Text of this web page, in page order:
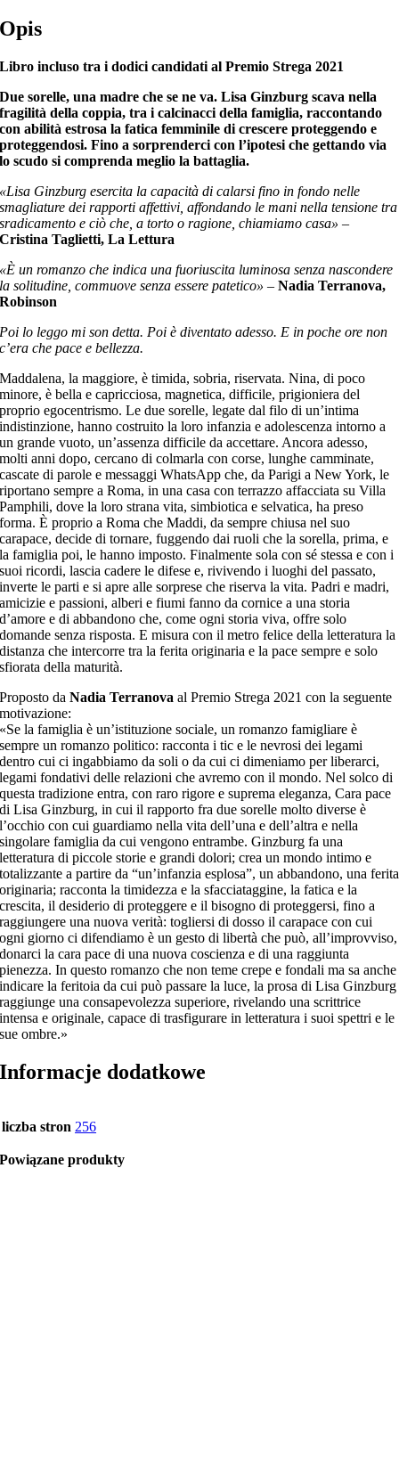
Opis
Libro incluso tra i dodici candidati al Premio Strega 2021
Due sorelle, una madre che se ne va. Lisa Ginzburg scava nella
fragilità della coppia, tra i calcinacci della famiglia, raccontando
con abilità estrosa la fatica femminile di crescere proteggendo e
proteggendosi. Fino a sorprenderci con l’ipotesi che gettando via
lo scudo si comprenda meglio la battaglia.
«Lisa Ginzburg esercita la capacità di calarsi fino in fondo nelle
smagliature dei rapporti affettivi, affondando le mani nella tensione tra
sradicamento e ciò che, a torto o ragione, chiamiamo casa» –
Cristina Taglietti, La Lettura
«È un romanzo che indica una fuoriuscita luminosa senza nascondere
la solitudine, commuove senza essere patetico»–Nadia Terranova,
Robinson
Poi lo leggo mi son detta. Poi è diventato adesso. E in poche ore non
c’era che pace e bellezza.
Maddalena, la maggiore, è timida, sobria, riservata. Nina, di poco
minore, è bella e capricciosa, magnetica, difficile, prigioniera del
proprio egocentrismo. Le due sorelle, legate dal filo di un’intima
indistinzione, hanno costruito la loro infanzia e adolescenza intorno a
un grande vuoto, un’assenza difficile da accettare. Ancora adesso,
molti anni dopo, cercano di colmarla con corse, lunghe camminate,
cascate di parole e messaggi WhatsApp che, da Parigi a New York, le
riportano sempre a Roma, in una casa con terrazzo affacciata su Villa
Pamphili, dove la loro strana vita, simbiotica e selvatica, ha preso
forma. È proprio a Roma che Maddi, da sempre chiusa nel suo
carapace, decide di tornare, fuggendo dai ruoli che la sorella, prima, e
la famiglia poi, le hanno imposto. Finalmente sola con sé stessa e con i
suoi ricordi, lascia cadere le difese e, rivivendo i luoghi del passato,
inverte le parti e si apre alle sorprese che riserva la vita. Padri e madri,
amicizie e passioni, alberi e fiumi fanno da cornice a una storia
d’amore e di abbandono che, come ogni storia viva, offre solo
domande senza risposta. E misura con il metro felice della letteratura la
distanza che intercorre tra la ferita originaria e la pace sempre e solo
sfiorata della maturità.
Proposto daNadia Terranova al Premio Strega 2021 con la seguente
motivazione:
«Se la famiglia è un’istituzione sociale, un romanzo famigliare è
sempre un romanzo politico: racconta i tic e le nevrosi dei legami
dentro cui ci ingabbiamo da soli o da cui ci dimeniamo per liberarci,
legami fondativi delle relazioni che avremo con il mondo. Nel solco di
questa tradizione entra, con raro rigore e suprema eleganza, Cara pace
di Lisa Ginzburg, in cui il rapporto fra due sorelle molto diverse è
l’occhio con cui guardiamo nella vita dell’una e dell’altra e nella
singolare famiglia da cui vengono entrambe. Ginzburg fa una
letteratura di piccole storie e grandi dolori; crea un mondo intimo e
totalizzante a partire da “un’infanzia esplosa”, un abbandono, una ferita
originaria; racconta la timidezza e la sfacciataggine, la fatica e la
crescita, il desiderio di proteggere e il bisogno di proteggersi, fino a
raggiungere una nuova verità: togliersi di dosso il carapace con cui
ogni giorno ci difendiamo è un gesto di libertà che può, all’improvviso,
donarci la cara pace di una nuova coscienza e di una raggiunta
pienezza. In questo romanzo che non teme crepe e fondali ma sa anche
indicare la feritoia da cui può passare la luce, la prosa di Lisa Ginzburg
raggiunge una consapevolezza superiore, rivelando una scrittrice
intensa e originale, capace di trasfigurare in letteratura i suoi spettri e le
sue ombre.»
Informacje dodatkowe
liczba stron 256
Powiązane produkty